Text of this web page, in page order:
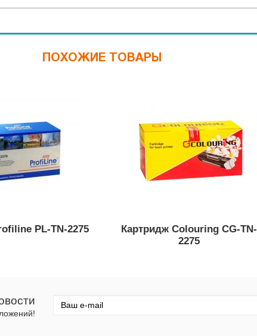
ПОХОЖИЕ ТОВАРЫ
PL-TN-2275
Картридж Colouring CG-TN-
2275